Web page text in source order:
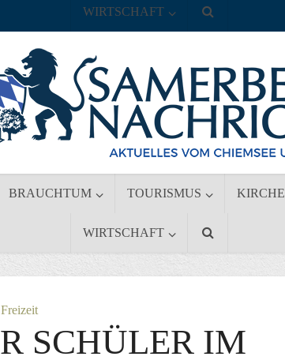
BRAUCHTUM TOURISMUS KIRCHE
WIRTSCHAFT
WIRTSCHAFT
Freizeit
SCHÜLER IM